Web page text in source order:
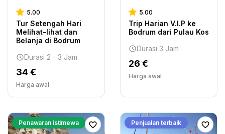
5.00
Tur Setengah Hari
Melihat-lihat dan
Belanja di Bodrum
Durasi 2 - 3 Jam
34 €
Harga awal
5.00
Trip Harian V.I.P ke
Bodrum dari Pulau Kos
Durasi 3 Jam
26 €
Harga awal
Penawaran istimewa Penjualan terbaik